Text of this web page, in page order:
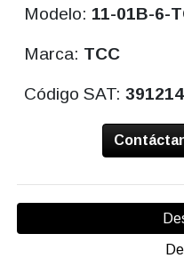
Modelo: 11-01B-6-
Marca: TCC
Código SAT: